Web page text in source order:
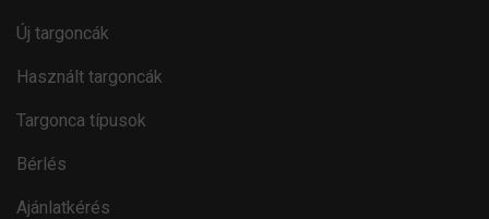
Új targoncák
Használt targoncák
Targonca típusok
Bérlés
Ajánlatkérés